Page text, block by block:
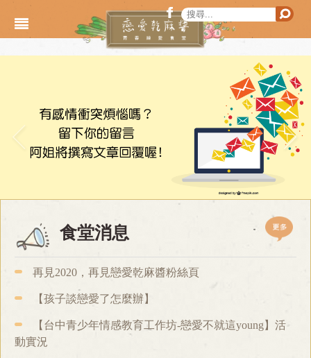
移至主內容
戀愛乾
facebook
搜尋表單
搜尋
食堂消息
再見2020，再見戀愛乾麻醬粉絲頁
【孩子談戀愛了怎麼辦】
【台中青少年情感教育工作坊-戀愛不就這young】活
動實況